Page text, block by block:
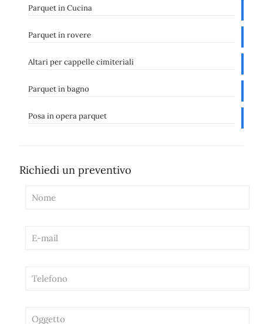
Parquet in Cucina
Parquet in rovere
Altari per cappelle cimiteriali
Parquet in bagno
Posa in opera parquet
Richiedi un preventivo